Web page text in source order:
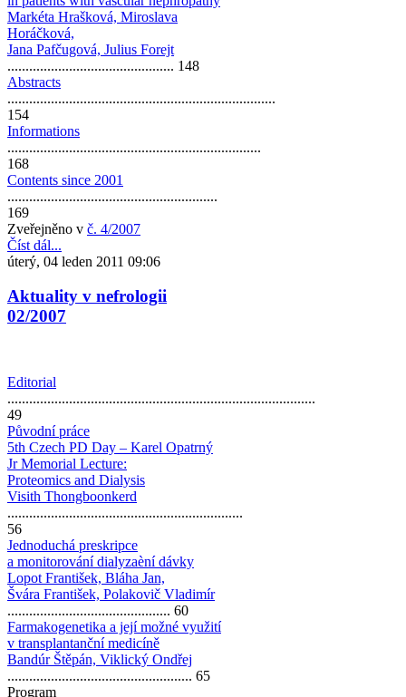
Markéta Hrašková, Miroslava
Horáčková,
Jana Pafčugová, Julius Forejt
.............................................. 148
Abstracts
..........................................................................
154
Informations
......................................................................
168
Contents since 2001
..........................................................
169
Zveřejněno v č. 4/2007
Číst dál...
úterý, 04 leden 2011 09:06
Aktuality v nefrologii
02/2007
Editorial
.....................................................................................
49
Původní práce
5th Czech PD Day – Karel Opatrný
Jr Memorial Lecture:
Proteomics and Dialysis
Visith Thongboonkerd
.................................................................
56
Jednoduchá preskripce
a monitorování dialyzaèní dávky
Lopot František, Bláha Jan,
Švára František, Polakovič Vladimír
............................................. 60
Farmakogenetika a její možné využití
v transplantanční medicíně
Bandúr Štěpán, Viklický Ondřej
................................................... 65
Program